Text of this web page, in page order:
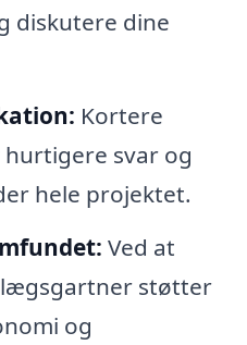
diskutere dine
Kortere
svar og
hele projektet.
Ved at
støtter
og